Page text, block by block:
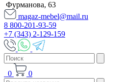
Фурманова, 63
magaz-mebel@mail.ru
8 800-201-93-59
+7 (343) 2-129-159
0 0